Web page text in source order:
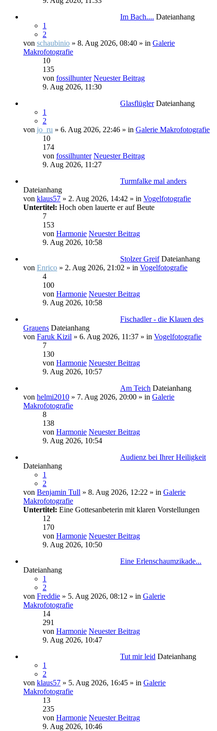
Im Bach.... Dateianhang
1
2
von schaubinio » 8. Aug 2026, 08:40 » in Galerie
Makrofotografie
10
135
von fossilhunter Neuester Beitrag
9. Aug 2026, 11:30
Glasflügler Dateianhang
1
2
von jo_ru » 6. Aug 2026, 22:46 » in Galerie Makrofotografie
10
174
von fossilhunter Neuester Beitrag
9. Aug 2026, 11:27
Turmfalke mal anders
Dateianhang
von klaus57 » 2. Aug 2026, 14:42 » in Vogelfotografie
Untertitel: Hoch oben lauerte er auf Beute
7
153
von Harmonie Neuester Beitrag
9. Aug 2026, 10:58
Stolzer Greif Dateianhang
von Enrico » 2. Aug 2026, 21:02 » in Vogelfotografie
4
100
von Harmonie Neuester Beitrag
9. Aug 2026, 10:58
Fischadler - die Klauen des
Grauens Dateianhang
von Faruk Kizil » 6. Aug 2026, 11:37 » in Vogelfotografie
7
130
von Harmonie Neuester Beitrag
9. Aug 2026, 10:57
Am Teich Dateianhang
von helmi2010 » 7. Aug 2026, 20:00 » in Galerie
Makrofotografie
8
138
von Harmonie Neuester Beitrag
9. Aug 2026, 10:54
Audienz bei Ihrer Heiligkeit
Dateianhang
1
2
von Benjamin Tull » 8. Aug 2026, 12:22 » in Galerie
Makrofotografie
Untertitel: Eine Gottesanbeterin mit klaren Vorstellungen
12
170
von Harmonie Neuester Beitrag
9. Aug 2026, 10:50
Eine Erlenschaumzikade...
Dateianhang
1
2
von Freddie » 5. Aug 2026, 08:12 » in Galerie
Makrofotografie
14
291
von Harmonie Neuester Beitrag
9. Aug 2026, 10:47
Tut mir leid Dateianhang
1
2
von klaus57 » 5. Aug 2026, 16:45 » in Galerie
Makrofotografie
13
235
von Harmonie Neuester Beitrag
9. Aug 2026, 10:46